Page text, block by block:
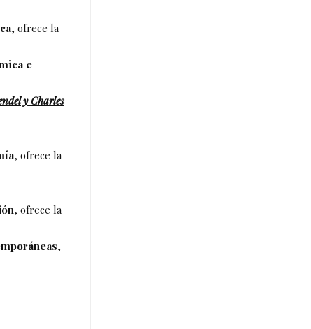
, ofrece la
e
y Charles
, ofrece la
, ofrece la
,